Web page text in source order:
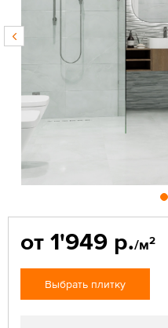
от 1'949 р./м2
Выбрать плитку